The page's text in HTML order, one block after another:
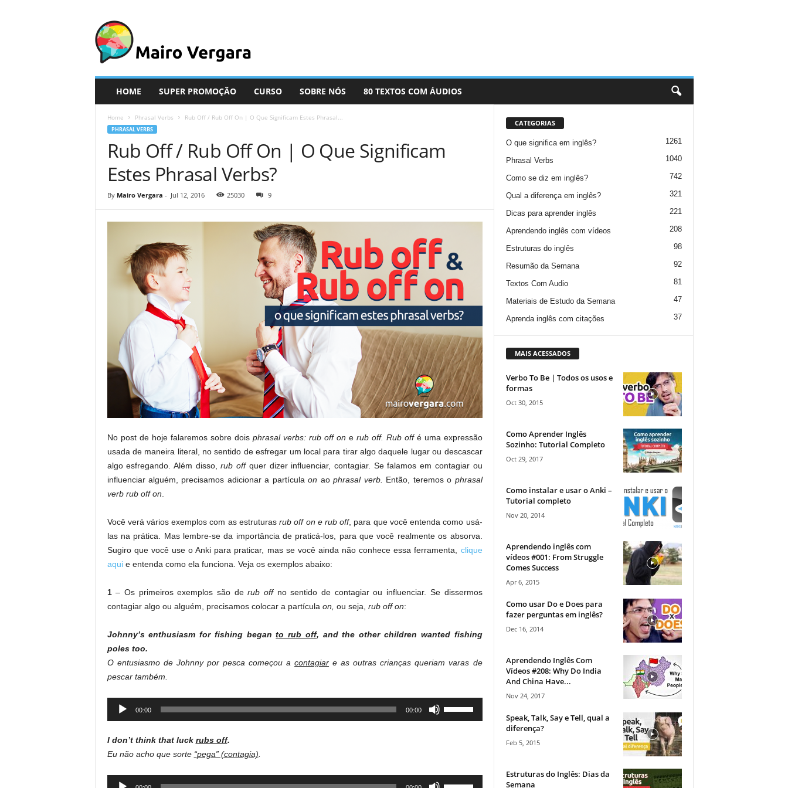
i
r
HOME SUPER PROMOÇÃO CURSO SOBRE NÓS 80 TEXTOS COM ÁUDIOS
Home Phrasal Verbs Rub Off / Rub Off On | O Que Significam Estes Phrasal...
PHRASAL VERBS
Rub Off / Rub Off On | O Que Significam
Estes Phrasal Verbs?
By Mairo Vergara - Jul 12, 2016 25030 9
No post de hoje falaremos sobre dois phrasal verbs: rub off on e rub off. Rub off é uma expressão
usada de maneira literal, no sentido de esfregar um local para tirar algo daquele lugar ou descascar
algo esfregando. Além disso,rub off quer dizer influenciar, contagiar. Se falamos em contagiar ou
influenciar alguém, precisamos adicionar a partículaon aophrasal verb. Então, teremos o phrasal
verb rub off on
Você verá vários exemplos com as estruturasrub off on e rub off, para que você entenda como usá-
las na prática. Mas lembre-se da importância de praticá-los, para que você realmente os absorva.
Sugiro que você use o Anki para praticar, mas se você ainda não conhece essa ferramenta, clique
aqui e entenda como ela funciona. Veja os exemplos abaixo:
1– Os primeiros exemplos são derub off no sentido de contagiar ou influenciar. Se dissermos
contagiar algo ou alguém, precisamos colocar a partícula on, ou seja, rub off on:
Johnny’s enthusiasm for fishing beganto rub off, and the other children wanted fishing
poles too.
O entusiasmo de Johnny por pesca começou acontagiar e as outras crianças queriam varas de
pescar também.
Audio
00:00 00:00
increase
I don’t think that luck rubs off.
Eu não acho que sorte “pega” (contagia)
Audio
CATEGORIAS
O que significa em inglês? 1261
Phrasal Verbs 1040
Como se diz em inglês? 742
Qual a diferença em inglês? 321
Dicas para aprender inglês 221
Aprendendo inglês com vídeos 208
Estruturas do inglês 98
Resumão da Semana 92
Textos Com Audio 81
Materiais de Estudo da Semana 47
Aprenda inglês com citações 37
MAIS ACESSADOS
Verbo To Be | Todos os usos e
formas
Oct 30, 2015
Como Aprender Inglês
Sozinho: Tutorial Completo
Oct 29, 2017
Como instalar e usar o Anki –
Tutorial completo
Nov 20, 2014
Aprendendo inglês com
vídeos #001: From Struggle
Comes Success
Apr 6, 2015
Como usar Do e Does para
fazer perguntas em inglês?
Dec 16, 2014
Aprendendo Inglês Com
Vídeos #208: Why Do India
And China Have...
Nov 24, 2017
Speak, Talk, Say e Tell, qual a
diferença?
Feb 5, 2015
Estruturas do Inglês: Dias da
Semana